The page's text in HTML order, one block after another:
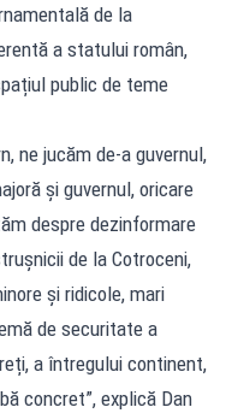
de la
a statului român,
public de teme
ne jucăm de-a guvernul,
și guvernul, oricare
despre dezinformare
de la Cotroceni,
și ridicole, mari
de securitate a
a întregului continent,
concret”, explică Dan